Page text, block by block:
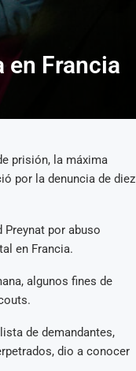
en Francia
prisión, la máxima
por la denuncia de diez
por abuso
en Francia.
algunos fines de
de demandantes,
dio a conocer